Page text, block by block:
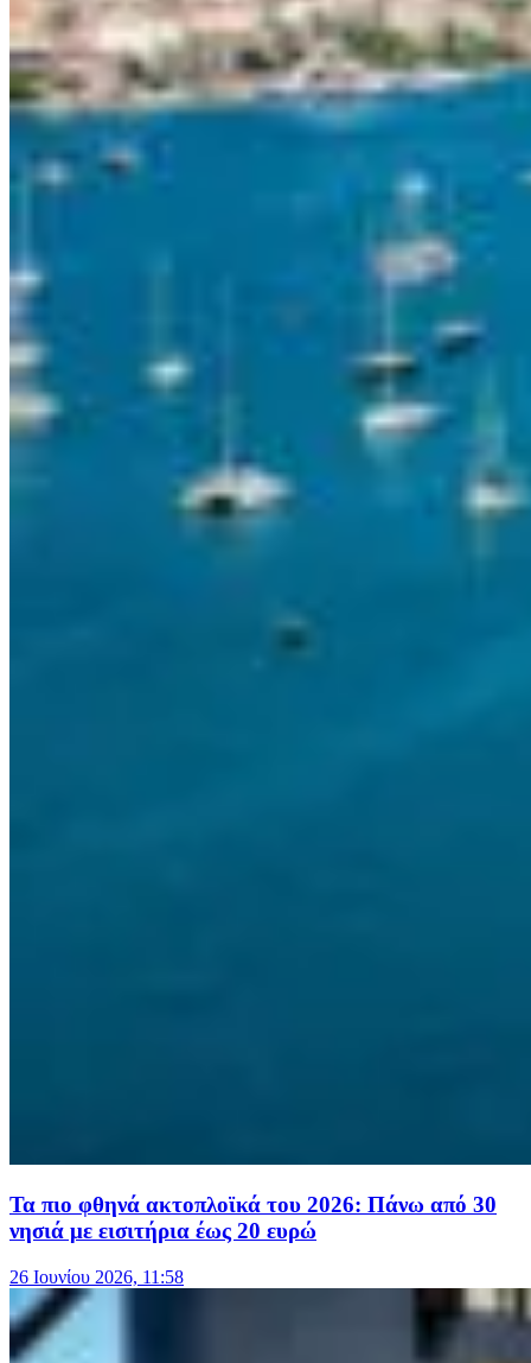
Τα πιο φθηνά ακτοπλοϊκά του 2026: Πάνω από 30
νησιά με εισιτήρια έως 20 ευρώ
26 Ιουνίου 2026, 11:58